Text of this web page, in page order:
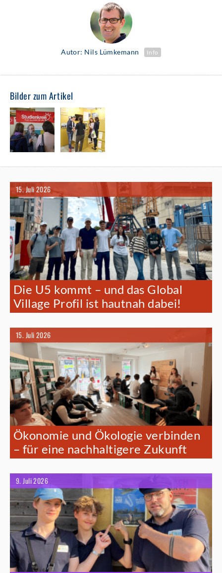
Autor: Nils Lümkemann Info
Bilder zum Artikel
15. Juli 2026
Die U5 kommt – und das Global
Village Profil ist hautnah dabei!
15. Juli 2026
Ökonomie und Ökologie verbinden
– für eine nachhaltigere Zukunft
9. Juli 2026